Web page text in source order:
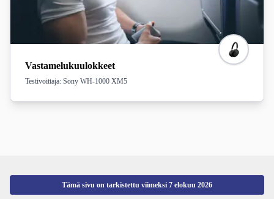
Vastamelukuulokkeet
Testivoittaja: Sony WH-1000 XM5
Tämä sivu on tarkistettu viimeksi 7 elokuu 2026